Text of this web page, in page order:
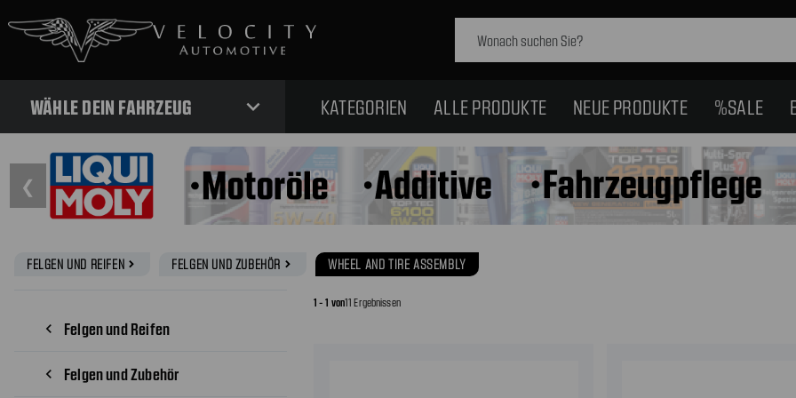
WÄHLE DEIN FAHRZEUG expand_more KATEGORIEN ALLE PRODUKTE NEUE PRODUKTE %SALE
❮
FELGEN UND REIFEN navigate_next FELGEN UND ZUBEHÖR navigate_next WHEEL AND TIRE ASSEMBLY
navigate_before Felgen und Reifen
navigate_before Felgen und Zubehör
1 - 1 von11 Ergebnissen